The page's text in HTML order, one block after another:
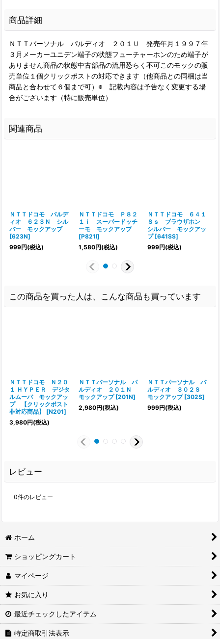
商品詳細
ＮＴＴパーソナル パルディオ ２０１Ｕ 発売年月１９９７年
３月メーカーユニデン端子の状態フューチャーホンのため端子が
ありません商品の状態中古部品の流用恐らく不可このモックの販
売単位１個クリックポストの対応できます（他商品との同梱は当
商品と合わせて６個まで可）※ 記載内容は予告なく変更する場
合がございます（特に販売単位）
関連商品
ＮＴＴドコモ パルデ
ィオ ６２３Ｎ シル
バー モックアップ
[623N]
999円(税込)
ＮＴＴドコモ Ｐ８２
１ｉ スーパードッチ
ーモ モックアップ
[P821I]
1,580円(税込)
ＮＴＴドコモ ６４１
Ｓｓ ブラウザホン
シルバー モックアッ
プ [641SS]
999円(税込)
この商品を買った人は、こんな商品も買っています
ＮＴＴドコモ Ｎ２０
１ ＨＹＰＥＲ デジタ
ルムーバ モックアッ
プ 【クリックポスト
非対応商品】
[N201]
3,980円(税込)
ＮＴＴパーソナル パ
ルディオ ２０１Ｎ
モックアップ [201N]
2,980円(税込)
ＮＴＴパーソナル パ
ルディオ ３０２Ｓ
モックアップ [302S]
999円(税込)
レビュー
0件のレビュー
ホーム
ショッピングカート
マイページ
お気に入り
最近チェックしたアイテム
特定商取引法表示